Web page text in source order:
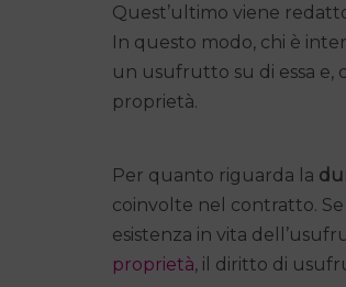
Quest’ultimo viene
In questo modo, chi è
un usufrutto su di essa e,
proprietà.
Per quanto riguarda la
coinvolte nel contratto.
esistenza in vita
proprietà, il diritto di